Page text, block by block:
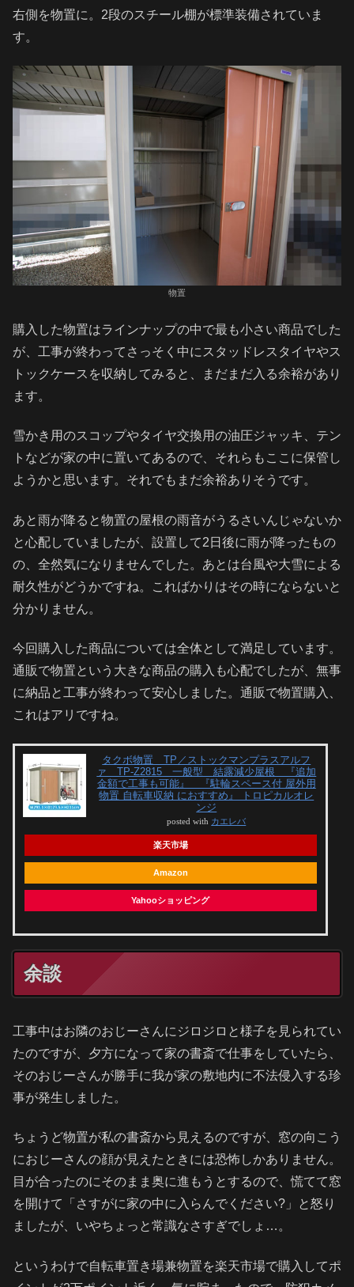
右側を物置に。2段のスチール棚が標準装備されていま
す。
物置
購入した物置はラインナップの中で最も小さい商品でした
が、工事が終わってさっそく中にスタッドレスタイヤやス
トックケースを収納してみると、まだまだ入る余裕があり
ます。
雪かき用のスコップやタイヤ交換用の油圧ジャッキ、テン
トなどが家の中に置いてあるので、それらもここに保管し
ようかと思います。それでもまだ余裕ありそうです。
あと雨が降ると物置の屋根の雨音がうるさいんじゃないか
と心配していましたが、設置して2日後に雨が降ったもの
の、全然気になりませんでした。あとは台風や大雪による
耐久性がどうかですね。こればかりはその時にならないと
分かりません。
今回購入した商品については全体として満足しています。
通販で物置という大きな商品の購入も心配でしたが、無事
に納品と工事が終わって安心しました。通販で物置購入、
これはアリですね。
タクボ物置 TP／ストックマンプラスアルフ
ァ TP-Z2815 一般型 結露減少屋根 『追加
金額で工事も可能』 『駐輪スペース付 屋外用
物置 自転車収納 におすすめ』 トロピカルオレ
ンジ
posted with カエレバ
楽天市場
Amazon
Yahooショッピング
余談
工事中はお隣のおじーさんにジロジロと様子を見られてい
たのですが、夕方になって家の書斎で仕事をしていたら、
そのおじーさんが勝手に我が家の敷地内に不法侵入する珍
事が発生しました。
ちょうど物置が私の書斎から見えるのですが、窓の向こう
におじーさんの顔が見えたときには恐怖しかありません。
目が合ったのにそのまま奥に進もうとするので、慌てて窓
を開けて「さすがに家の中に入らんでください?」と怒り
ましたが、いやちょっと常識なさすぎでしょ…。
というわけで自転車置き場兼物置を楽天市場で購入してポ